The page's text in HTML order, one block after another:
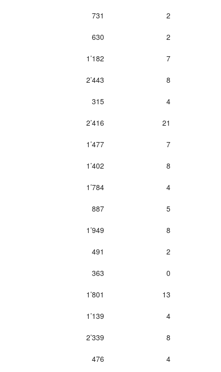
731 2
630 2
1’182 7
2’443 8
315 4
2’416 21
1’477 7
1’402 8
1’784 4
887 5
1’949 8
491 2
363 0
1’801 13
1’139 4
2’339 8
476 4